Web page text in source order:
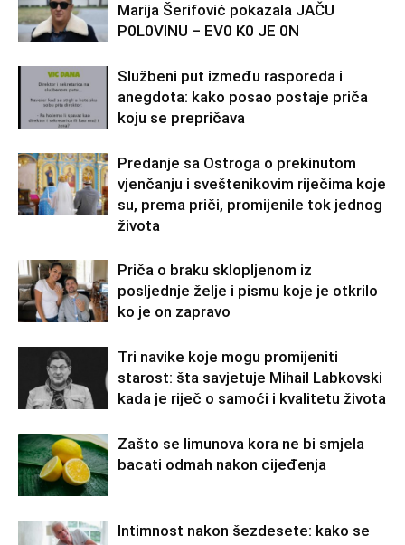
Marija Šerifović pokazala JAČU
P0L0VINU – EV0 K0 JE 0N
Službeni put između rasporeda i
anegdota: kako posao postaje priča
koju se prepričava
Predanje sa Ostroga o prekinutom
vjenčanju i sveštenikovim riječima koje
su, prema priči, promijenile tok jednog
života
Priča o braku sklopljenom iz
posljednje želje i pismu koje je otkrilo
ko je on zapravo
Tri navike koje mogu promijeniti
starost: šta savjetuje Mihail Labkovski
kada je riječ o samoći i kvalitetu života
Zašto se limunova kora ne bi smjela
bacati odmah nakon cijeđenja
Intimnost nakon šezdesete: kako se